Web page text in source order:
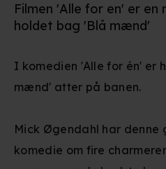
Filmen 'Alle for en' er en
holdet bag 'Blå mænd'
I komedien 'Alle for én' er
mænd' atter på banen.
Mick Øgendahl har denne
komedie om fire